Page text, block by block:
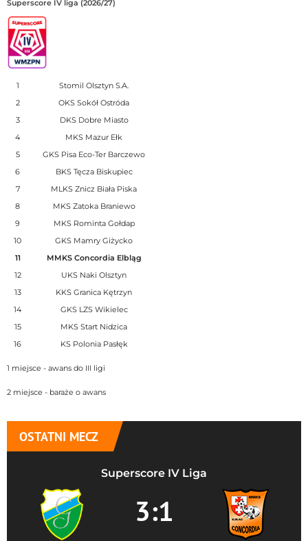
Superscore IV liga (2026/27)
1
Stomil Olsztyn S.A.
2
OKS Sokół Ostróda
3
DKS Dobre Miasto
4
MKS Mazur Ełk
5
GKS Pisa Eco-Ter Barczewo
6
BKS Tęcza Biskupiec
7
MLKS Znicz Biała Piska
8
MKS Zatoka Braniewo
9
MKS Rominta Gołdap
10
GKS Mamry Giżycko
11
MMKS Concordia Elbląg
12
UKS Naki Olsztyn
13
KKS Granica Kętrzyn
14
GKS LZS Wikielec
15
MKS Start Nidzica
16
KS Polonia Pasłęk
1 miejsce - awans do III ligi
2 miejsce - baraże o awans
OSTATNI MECZ
Superscore IV Liga
3:1